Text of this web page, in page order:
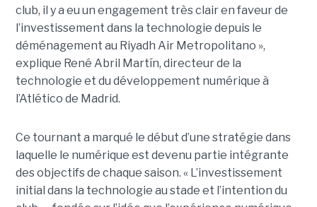
club, il y a eu un engagement très clair en faveur de
l’investissement dans la technologie depuis le
déménagement au Riyadh Air Metropolitano »,
explique René Abril Martín, directeur de la
technologie et du développement numérique à
l’Atlético de Madrid.
Ce tournant a marqué le début d’une stratégie dans
laquelle le numérique est devenu partie intégrante
des objectifs de chaque saison. « L’investissement
initial dans la technologie au stade et l’intention du